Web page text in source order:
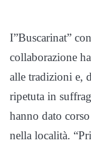
I”Buscarinat”
collaborazione
alle tradizioni e,
ripetuta in
hanno dato
nella località.